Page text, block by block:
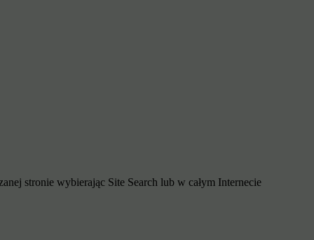
stronie wybierając Site Search lub w całym Internecie